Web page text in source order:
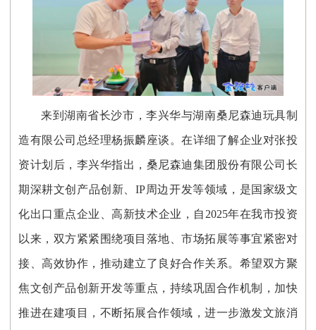
来到湖南省长沙市，李兴华与湖南桑尼森迪玩具制
造有限公司总经理杨振麟座谈。在详细了解企业对张投
资计划后，李兴华指出，桑尼森迪集团股份有限公司长
期深耕文创产品创新、IP周边开发等领域，是国家级文
化出口重点企业、高新技术企业，自2025年在我市投资
以来，双方紧紧围绕项目落地、市场拓展等事宜紧密对
接、高效协作，推动建立了良好合作关系。希望双方聚
焦文创产品创新开发等重点，持续巩固合作机制，加快
推进在建项目，不断拓展合作领域，进一步激发文旅消